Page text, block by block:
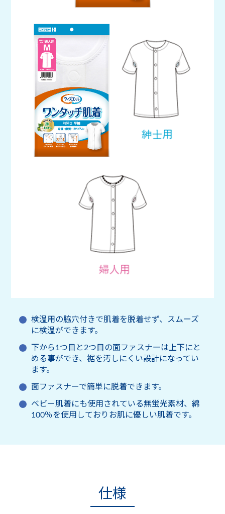
検温用の脇穴付きで肌着を脱着せず、スムーズ
に検温ができます。
下から1つ目と2つ目の面ファスナーは上下にと
める事ができ、裾を汚しにくい設計になってい
ます。
面ファスナーで簡単に脱着できます。
ベビー肌着にも使用されている無蛍光素材、綿
100％を使用しておりお肌に優しい肌着です。
仕様